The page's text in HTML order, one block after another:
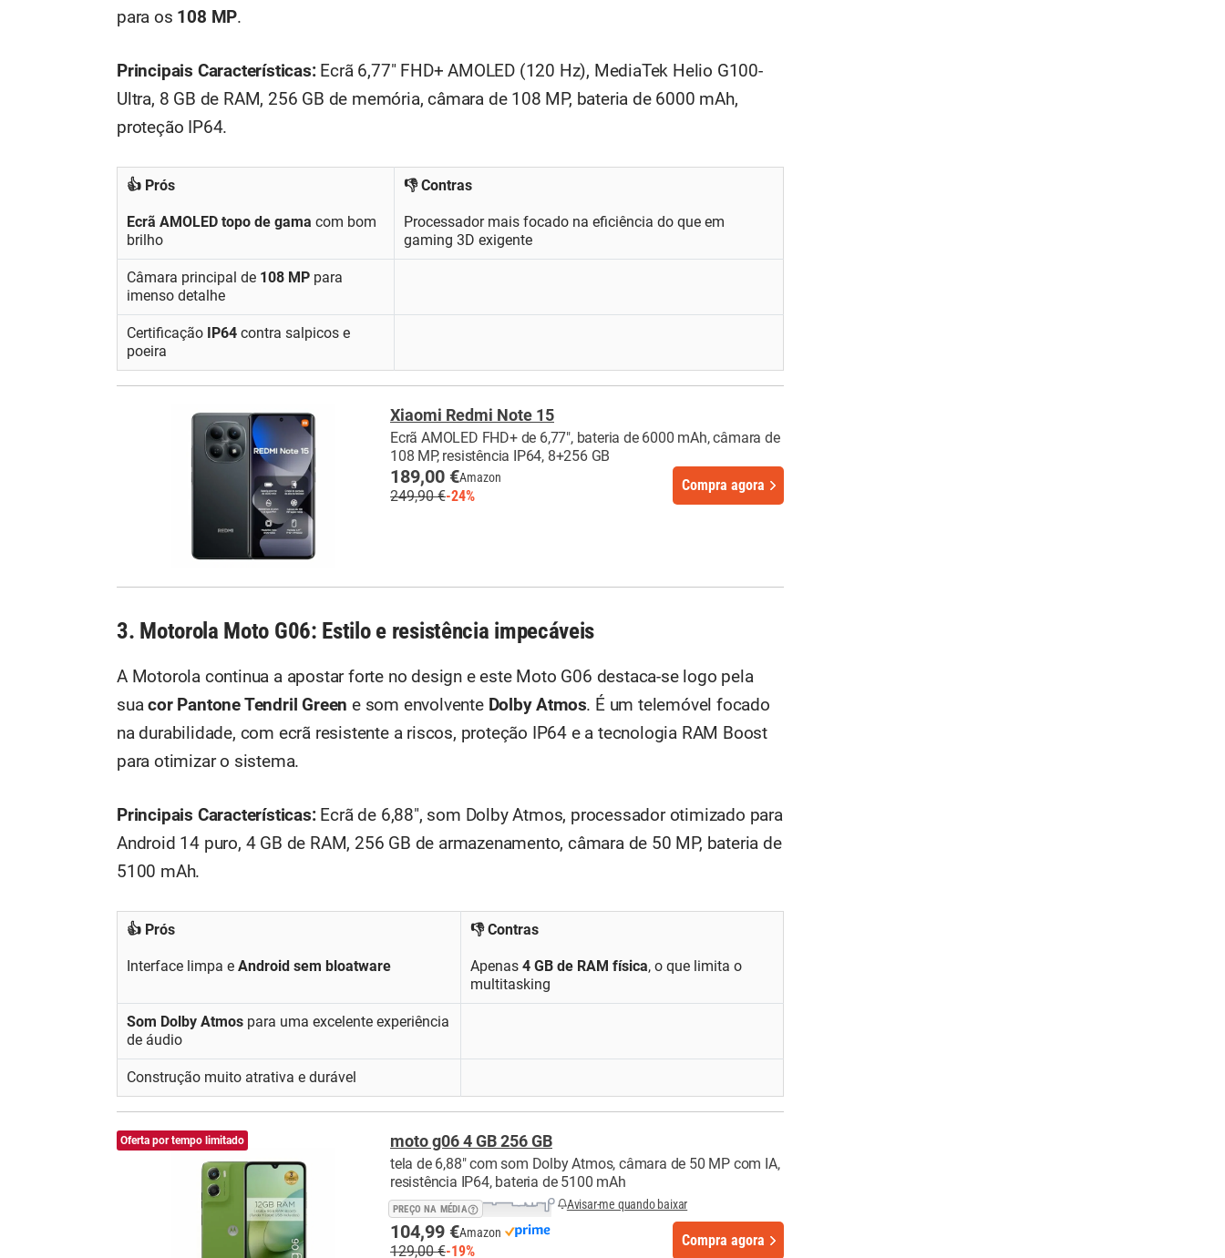
para os 108 MP.
Principais Características:Ecrã 6,77" FHD+ AMOLED (120 Hz), MediaTek Helio G100-
Ultra, 8 GB de RAM, 256 GB de memória, câmara de 108 MP, bateria de 6000 mAh,
proteção IP64.
👍 Prós 👎 Contras
Ecrã AMOLED topo de gama com bom
brilho
Processador mais focado na eficiência do que em
gaming 3D exigente
Câmara principal de 108 MP para
imenso detalhe
Certificação IP64 contra salpicos e
poeira
Xiaomi Redmi Note 15
Ecrã AMOLED FHD+ de 6,77", bateria de 6000 mAh, câmara de
108 MP, resistência IP64, 8+256 GB
189,00 €Amazon
249,90 €-24%
Compra agora
3. Motorola Moto G06: Estilo e resistência impecáveis
A Motorola continua a apostar forte no design e este Moto G06 destaca-se logo pela
suacor Pantone Tendril Green e som envolvente Dolby Atmos. É um telemóvel focado
na durabilidade, com ecrã resistente a riscos, proteção IP64 e a tecnologia RAM Boost
para otimizar o sistema.
Principais Características:Ecrã de 6,88", som Dolby Atmos, processador otimizado para
Android 14 puro, 4 GB de RAM, 256 GB de armazenamento, câmara de 50 MP, bateria de
5100 mAh.
👍 Prós 👎 Contras
Interface limpa e Android sem bloatware Apenas 4 GB de RAM física, o que limita o
multitasking
Som Dolby Atmos para uma excelente experiência
de áudio
Construção muito atrativa e durável
Oferta por tempo limitado moto g06 4 GB 256 GB
tela de 6,88" com som Dolby Atmos, câmara de 50 MP com IA,
resistência IP64, bateria de 5100 mAh
PREÇO NA MÉDIA Avisar-me quando baixar
104,99 €Amazon
129,00 €-19%
Compra agora